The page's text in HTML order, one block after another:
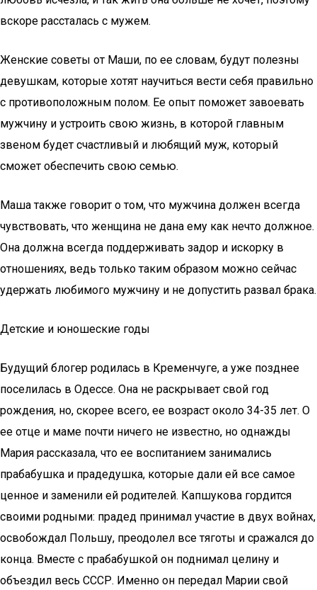
вскоре рассталась с мужем.
Женские советы от Маши, по ее словам, будут полезны
девушкам, которые хотят научиться вести себя правильно
с противоположным полом. Ее опыт поможет завоевать
мужчину и устроить свою жизнь, в которой главным
звеном будет счастливый и любящий муж, который
сможет обеспечить свою семью.
Маша также говорит о том, что мужчина должен всегда
чувствовать, что женщина не дана ему как нечто должное.
Она должна всегда поддерживать задор и искорку в
отношениях, ведь только таким образом можно сейчас
удержать любимого мужчину и не допустить развал брака.
Детские и юношеские годы
Будущий блогер родилась в Кременчуге, а уже позднее
поселилась в Одессе. Она не раскрывает свой год
рождения, но, скорее всего, ее возраст около 34-35 лет. О
ее отце и маме почти ничего не известно, но однажды
Мария рассказала, что ее воспитанием занимались
прабабушка и прадедушка, которые дали ей все самое
ценное и заменили ей родителей. Капшукова гордится
своими родными: прадед принимал участие в двух войнах,
освобождал Польшу, преодолел все тяготы и сражался до
конца. Вместе с прабабушкой он поднимал целину и
объездил весь СССР. Именно он передал Марии свой